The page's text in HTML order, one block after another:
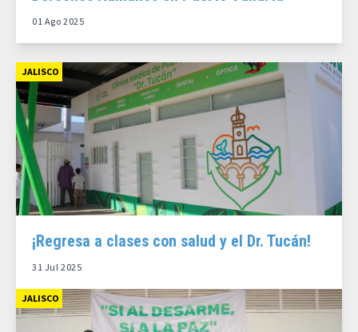
01 Ago 2025
JALISCO
¡Regresa a clases con salud y el Dr. Tucán!
31 Jul 2025
JALISCO